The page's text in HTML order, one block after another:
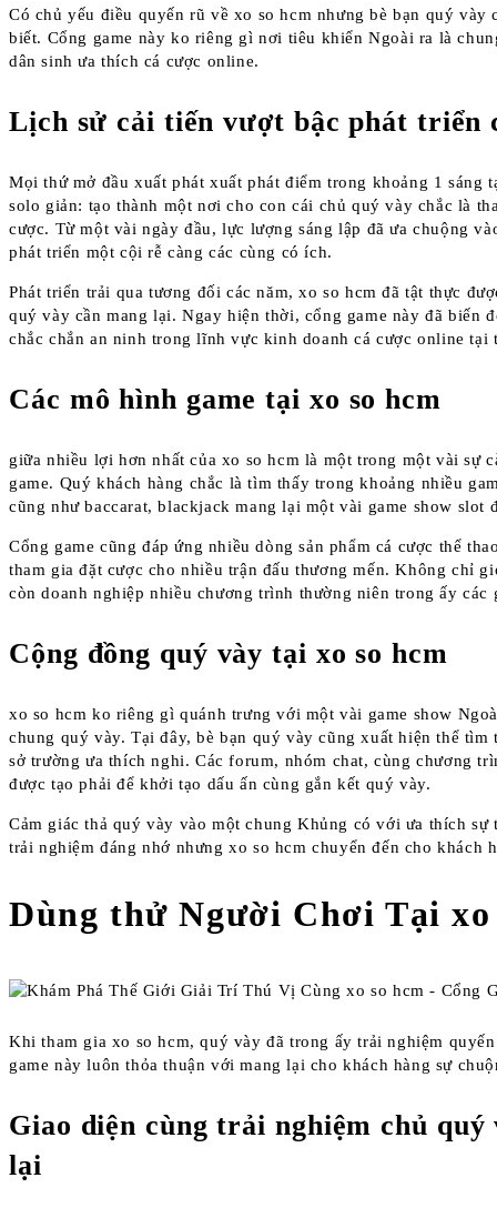
Có chủ yếu điều quyến rũ về xo so hcm nhưng bè bạn quý vày
biết. Cổng game này ko riêng gì nơi tiêu khiển Ngoài ra là
dân sinh ưa thích cá cược online.
Lịch sử cải tiến vượt bậc phát triển
Mọi thứ mở đầu xuất phát xuất phát điểm trong khoảng 1 sáng
solo giản: tạo thành một nơi cho con cái chủ quý vày chắc là
cược. Từ một vài ngày đầu, lực lượng sáng lập đã ưa chuộng
phát triển một cội rễ càng các cùng có ích.
Phát triển trải qua tương đối các năm, xo so hcm đã tật thực
quý vày cần mang lại. Ngay hiện thời, cổng game này đã biến
chắc chắn an ninh trong lĩnh vực kinh doanh cá cược online tại
Các mô hình game tại xo so hcm
giữa nhiều lợi hơn nhất của xo so hcm là một trong một vài sự
game. Quý khách hàng chắc là tìm thấy trong khoảng nhiều
cũng như baccarat, blackjack mang lại một vài game show slot
Cổng game cũng đáp ứng nhiều dòng sản phẩm cá cược thể
tham gia đặt cược cho nhiều trận đấu thương mến. Không chỉ
còn doanh nghiệp nhiều chương trình thường niên trong ấy
Cộng đồng quý vày tại xo so hcm
xo so hcm ko riêng gì quánh trưng với một vài game show
chung quý vày. Tại đây, bè bạn quý vày cũng xuất hiện thể
sở trường ưa thích nghi. Các forum, nhóm chat, cùng chương
được tạo phải để khởi tạo dấu ấn cùng gắn kết quý vày.
Cảm giác thả quý vày vào một chung Khủng có với ưa thích sự
trải nghiệm đáng nhớ nhưng xo so hcm chuyển đến cho khách
Dùng thử Người Chơi Tại xo
Khi tham gia xo so hcm, quý vày đã trong ấy trải nghiệm
game này luôn thỏa thuận với mang lại cho khách hàng sự
Giao diện cùng trải nghiệm chủ quý
lại